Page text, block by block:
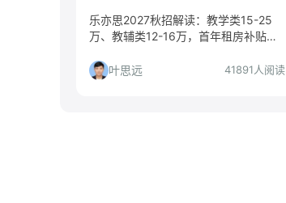
乐亦思2027秋招解读：教学类15-25
万、教辅类12-16万，首年租房补贴
的应届生，但民企平台需谨慎评估。
叶思远 41891人阅读